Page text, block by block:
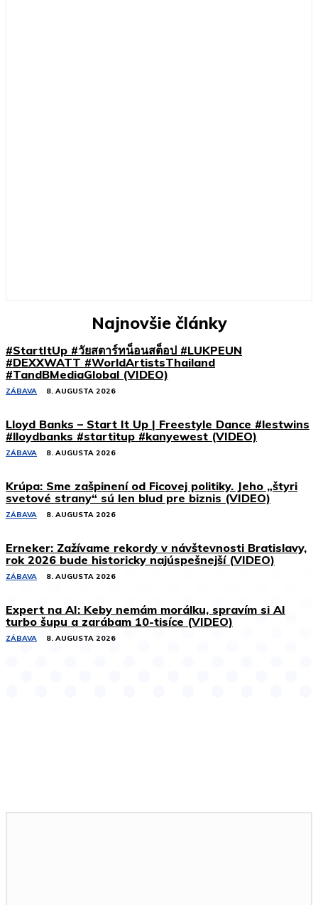
Najnovšie články
#StartItUp #วัยสตาร์ทน็อนสต็อป #LUKPEUN
#DEXXWATT #WorldArtistsThailand
#TandBMediaGlobal (VIDEO)
ZÁBAVA 8. AUGUSTA 2026
Lloyd Banks – Start It Up | Freestyle Dance #lestwins
#lloydbanks #startitup #kanyewest (VIDEO)
ZÁBAVA 8. AUGUSTA 2026
Krúpa: Sme zašpinení od Ficovej politiky. Jeho „štyri
svetové strany“ sú len blud pre biznis (VIDEO)
ZÁBAVA 8. AUGUSTA 2026
Erneker: Zažívame rekordy v návštevnosti Bratislavy,
rok 2026 bude historicky najúspešnejší (VIDEO)
ZÁBAVA 8. AUGUSTA 2026
Expert na AI: Keby nemám morálku, spravím si AI
turbo šupu a zarábam 10-tisíce (VIDEO)
ZÁBAVA 8. AUGUSTA 2026